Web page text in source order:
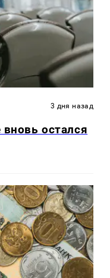
3 дня назад
остался